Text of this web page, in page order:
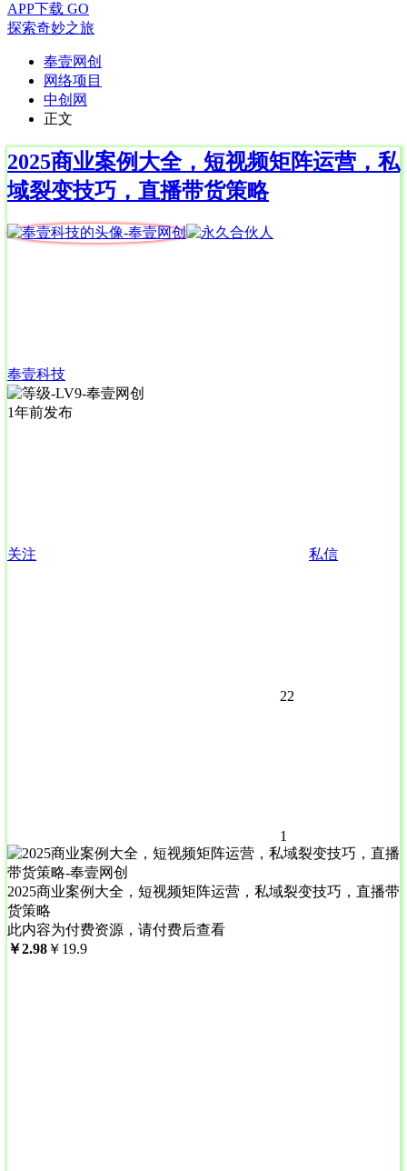
APP下载 GO
探索奇妙之旅
奉壹网创
网络项目
中创网
正文
2025商业案例大全，短视频矩阵运营，私
域裂变技巧，直播带货策略
奉壹科技
1年前发布
关注 私信
22
1
2025商业案例大全，短视频矩阵运营，私域裂变技巧，直播带
货策略
此内容为付费资源，请付费后查看
￥2.98 ￥ 19.9